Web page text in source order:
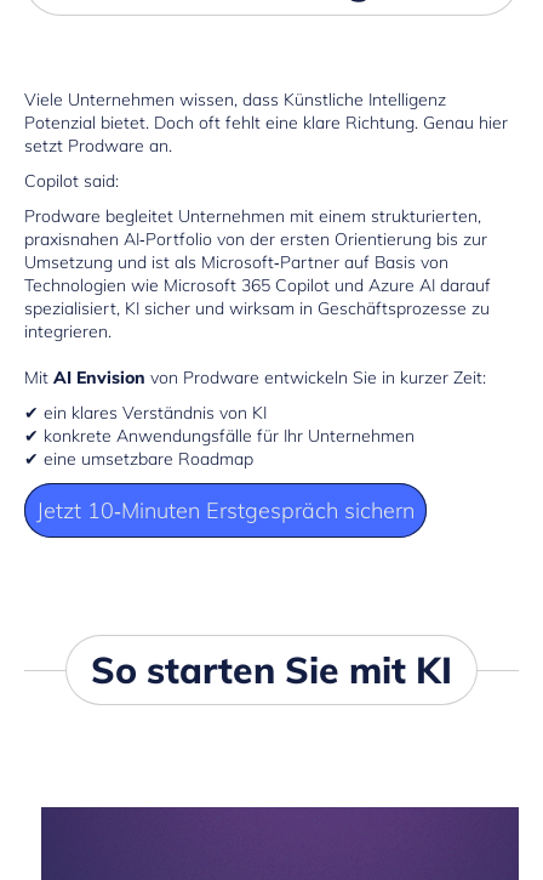
Viele Unternehmen wissen, dass Künstliche Intelligenz
Potenzial bietet. Doch oft fehlt eine klare Richtung. Genau hier
setzt Prodware an.
Copilot said:
Prodware begleitet Unternehmen mit einem strukturierten,
praxisnahen AI‑Portfolio von der ersten Orientierung bis zur
Umsetzung und ist als Microsoft‑Partner auf Basis von
Technologien wie Microsoft 365 Copilot und Azure AI darauf
spezialisiert, KI sicher und wirksam in Geschäftsprozesse zu
integrieren.
Mit AI Envision von Prodware entwickeln Sie in kurzer Zeit:
✔ ein klares Verständnis von KI
✔ konkrete Anwendungsfälle für Ihr Unternehmen
✔ eine umsetzbare Roadmap
Jetzt 10‑Minuten Erstgespräch sichern
So starten Sie mit KI